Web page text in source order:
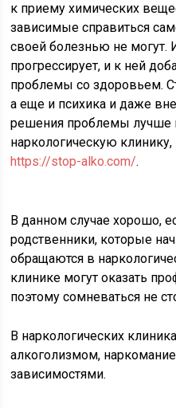
к приему химических
зависимые справиться
своей болезнью не могут.
прогрессирует, и к ней
проблемы со здоровьем.
а еще и психика и даже
решения проблемы лучше
наркологическую
https://stop-alko.com/.
В данном случае хорошо,
родственники, которые
обращаются в
клинике могут оказать
поэтому сомневаться не
В наркологических
алкоголизмом,
зависимостями.